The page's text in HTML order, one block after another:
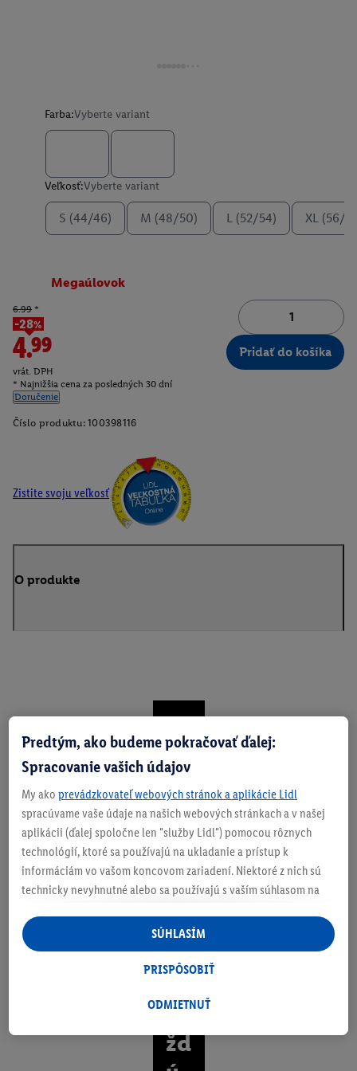
Farba:Vyberte variant
Veľkosť:Vyberte variant
S (44/46) M (48/50) L (52/54) XL (56/
Megaúlovok
6.99 *
-28%
4.99
vrát. DPH
* Najnižšia cena za posledných 30 dní
Doručenie
Pridať do košíka
Číslo produktu: 100398116
Zistite svoju veľkosť
O produkte
aš
e
o
bl
eč
en
ie
pr
ka
žd
Predtým, ako budeme pokračovať ďalej:
Spracovanie vašich údajov
My ako prevádzkovateľ webových stránok a aplikácie Lidl
spracúvame vaše údaje na našich webových stránkach a v našej
aplikácii (ďalej spoločne len "služby Lidl") pomocou rôznych
technológií, ktoré sa používajú na ukladanie a prístup k
informáciám vo vašom koncovom zariadení. Niektoré z nich sú
technicky nevyhnutné alebo sa používajú s vaším súhlasom na
personalizovanú reklamu v rámci služieb Lidl aj mimo nich. Ak
ste účastníkom programu Lidl Plus, na tieto účely sa spracúvajú
aj údaje z vášho nákupného správania v obchode.
následne si vytvoríte účet Lidl Plus alebo sa prihlásite do svojho
tiež vytvoriť špeciálny online identifikátor z e-mailovej adresy,
ktorú tam uvediete, aby sme vás mohli rozpoznať v službách
ODMIETNUŤ
PRISPÔSOBIŤ
SÚHLASÍM